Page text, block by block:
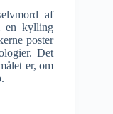
af
en kylling
poster
Det
er, om